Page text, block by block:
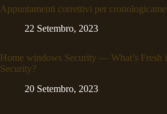
Appuntamenti correttivi per
22 Setembro, 2023
Home windows Security — What’s Fresh
Security?
20 Setembro, 2023